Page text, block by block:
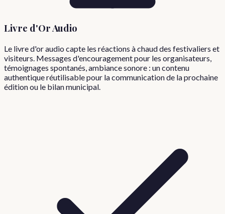
Livre d'Or Audio
Le livre d'or audio capte les réactions à chaud des festivaliers et
visiteurs. Messages d'encouragement pour les organisateurs,
témoignages spontanés, ambiance sonore : un contenu
authentique réutilisable pour la communication de la prochaine
édition ou le bilan municipal.